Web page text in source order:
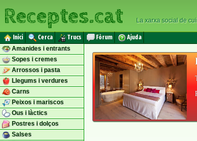
Receptes.cat La xarxa social de
Inici Cerca Trucs Fòrum Ajuda
Amanides i entrants
Sopes i cremes
Arrossos i pasta
Llegums i verdures
Carns
Peixos i mariscos
Ous i làctics
Postres i dolços
Salses